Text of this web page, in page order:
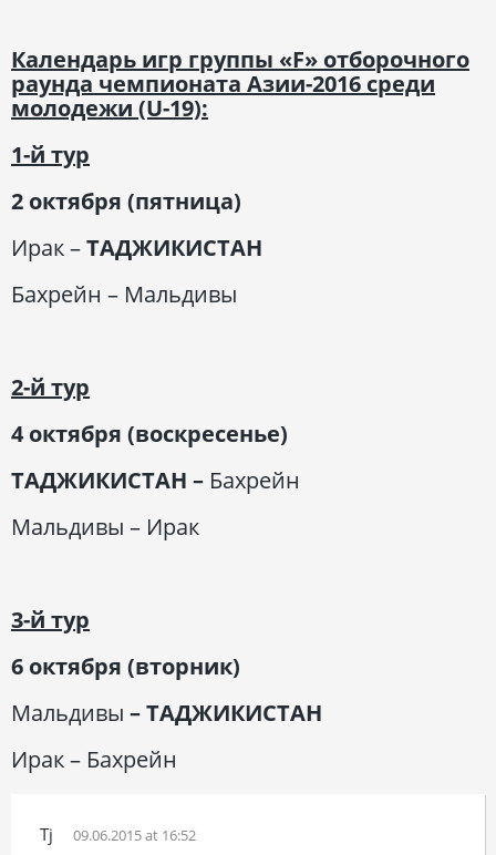
Календарь игр группы «F» отборочного
раунда чемпионата Азии-2016 среди
молодежи (U-19):
1-й тур
2 октября (пятница)
Ирак –ТАДЖИКИСТАН
Бахрейн – Мальдивы
2-й тур
4 октября (воскресенье)
ТАДЖИКИСТАН – Бахрейн
Мальдивы – Ирак
3-й тур
6 октября (вторник)
Мальдивы –ТАДЖИКИСТАН
Ирак – Бахрейн
Tj 09.06.2015 at 16:52